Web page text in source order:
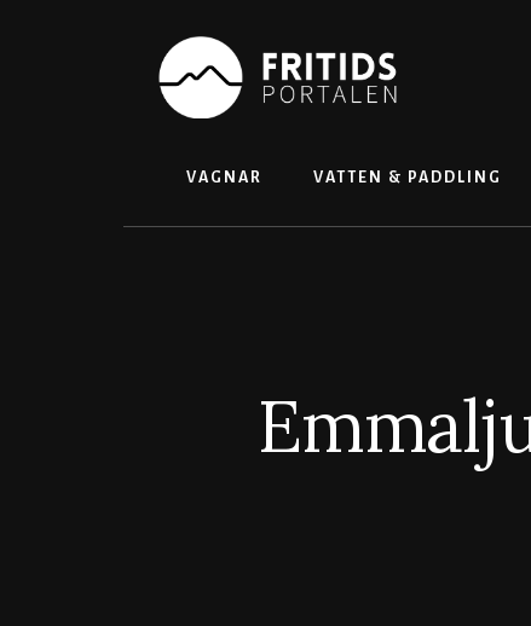
VAGNAR VATTEN & PADDLING